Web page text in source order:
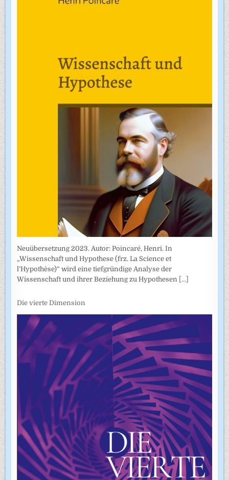
Neuübersetzung 2023. Autor: Poincaré, Henri. In
„Wissenschaft und Hypothese (frz. La Science et
l’Hypothèse)“ wird eine tiefgründige Analyse der
Wissenschaft und ihrer Beziehung zu Hypothesen [...]
Die vierte Dimension